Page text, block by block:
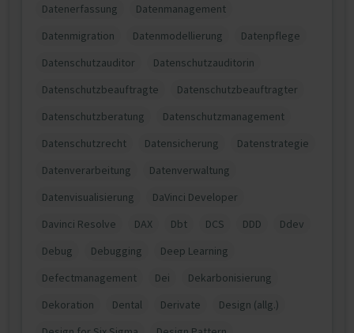
Datenerfassung
Datenmanagement
Datenmigration
Datenmodellierung
Datenpflege
Datenschutzauditor
Datenschutzauditorin
Datenschutzbeauftragte
Datenschutzbeauftragter
Datenschutzberatung
Datenschutzmanagement
Datenschutzrecht
Datensicherung
Datenstrategie
Datenverarbeitung
Datenverwaltung
Datenvisualisierung
DaVinci Developer
Davinci Resolve
DAX Dbt DCS DDD
Ddev
Debug
Debugging
Deep Learning
Defectmanagement
Dei
Dekarbonisierung
Dekoration
Dental Derivate
Design (allg.)